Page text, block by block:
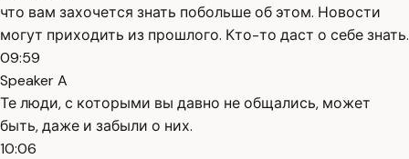
что вам захочется знать побольше об этом. Новости
могут приходить из прошлого. Кто-то даст о себе знать.
09:59
Speaker A
Те люди, с которыми вы давно не общались, может
быть, даже и забыли о них.
10:06